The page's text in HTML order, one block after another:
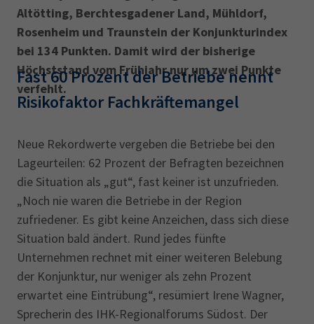
Leichte Sprache
IHK regional
Karriere
Presse
EN
IHK Akademie
Magazin Log-in
AdA
34d
Prüfungstermine
Wirtschaftsfachwirt
34f
Negativerklärung
Sachkundeprüfung
Berichtsheft
AEVO
34i
Betriebswirt Prüfbericht
Altötting, Berchtesgadener Land, Mühldorf,
Rosenheim und Traunstein der Konjunkturindex
bei 134 Punkten. Damit wird der bisherige
Höchststand vom Frühjahr nur um zwei Punkte
verfehlt.
Fast 60 Prozent der Betriebe nennt
Risikofaktor Fachkräftemangel
Neue Rekordwerte vergeben die Betriebe bei den
Lageurteilen: 62 Prozent der Befragten bezeichnen
die Situation als „gut“, fast keiner ist unzufrieden.
„Noch nie waren die Betriebe in der Region
zufriedener. Es gibt keine Anzeichen, dass sich diese
Situation bald ändert. Rund jedes fünfte
Unternehmen rechnet mit einer weiteren Belebung
der Konjunktur, nur weniger als zehn Prozent
erwartet eine Eintrübung“, resümiert Irene Wagner,
Sprecherin des IHK-Regionalforums Südost. Der